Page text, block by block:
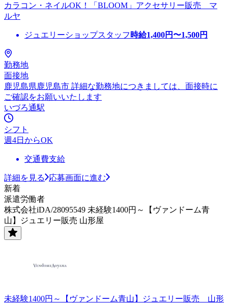
カラコン・ネイルOK！「BLOOM」アクセサリー販売 マ
ルヤ
ジュエリーショップスタッフ 時給1,400円〜1,500円
勤務地
面接地
鹿児島県鹿児島市 詳細な勤務地につきましては、面接時に
ご確認をお願いいたします
いづろ通駅
シフト
週4日からOK
交通費支給
詳細を見る
応募画面に進む
新着
派遣労働者
株式会社iDA/28095549 未経験1400円～【ヴァンドーム青
山】ジュエリー販売 山形屋
未経験1400円～【ヴァンドーム青山】ジュエリー販売 山形